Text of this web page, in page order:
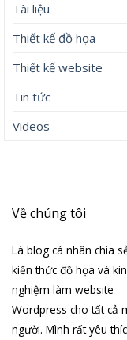
Tài liệu
Thiết kế đồ họa
Thiết kế website
Tin tức
Videos
Về chúng tôi
Là blog cá nhân chia
kiến thức đồ họa và
nghiệm làm website
Wordpress cho tất cả
người. Mình rất yêu